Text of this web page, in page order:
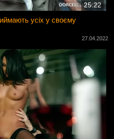
25:22
усіх у своєму
27.04.2022